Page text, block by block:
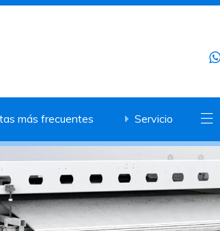

más frecuentes Servicio